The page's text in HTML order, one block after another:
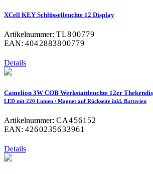
XCell KEY Schlüsselleuchte 12 Display
Artikelnummer: TL800779
EAN: 4042883800779
Details
Camelion 3W COB Werkstattleuchte 12er
LED mit 220 Lumen / Magnet auf Rückseite inkl. Batterien
Artikelnummer: CA456152
EAN: 4260235633961
Details